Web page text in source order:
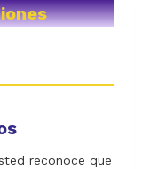
reconoce que